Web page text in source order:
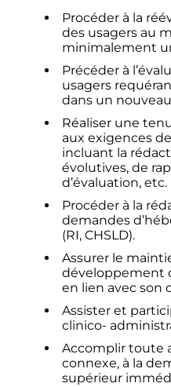
Procéder à la
des usagers au
minimalement
Précéder à
usagers
dans un
Réaliser une
aux exigences
incluant la
évolutives, de
d’évaluation, etc.
Procéder à la
demandes
(RI, CHSLD).
Assurer le
développement
en lien avec son
Assister et
clinico-
Accomplir toute
connexe, à la
supérieur